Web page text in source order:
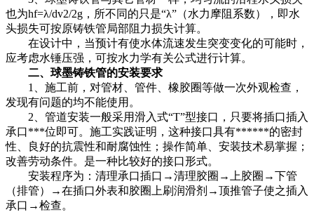
也为hf=λ/dv2/2g，所不同的只是“λ”（水力摩阻系数），即水
头损失可按原铸铁管局部阻力损失计算。
在设计中，当预计有使水体流速发生突变变化的可能时，
应考虑水锤压强，可按水力学有关公式进行计算。
二、球墨铸铁管的安装要求
1、施工前，对管材、管件、橡胶圈等做一次外观检查，
发现有问题的均不能使用。
2、管道安装一般采用滑入式“T”型接口，只要将插口插入
承口***位即可。施工实践证明，这种接口具有******的密封
性、良好的抗震性和耐腐蚀性；操作简单、安装技术易掌握；
改善劳动条件。是一种比较好的接口形式。
安装程序为：清理承口插口→清理胶圈→上胶圈→下管
（排管）→在插口外表和胶圈上刷润滑剂→顶推管子使之插入
承口→检查。